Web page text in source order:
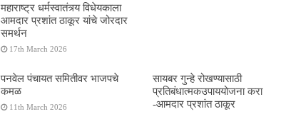
महाराष्ट्र धर्मस्वातंत्र्य विधेयकाला
आमदार प्रशांत ठाकूर यांचे जोरदार
समर्थन
17th March 2026
पनवेल पंचायत समितीवर भाजपचे
कमळ
11th March 2026
सायबर गुन्हे रोखण्यासाठी
प्रतिबंधात्मकउपाययोजना करा
-आमदार प्रशांत ठाकूर